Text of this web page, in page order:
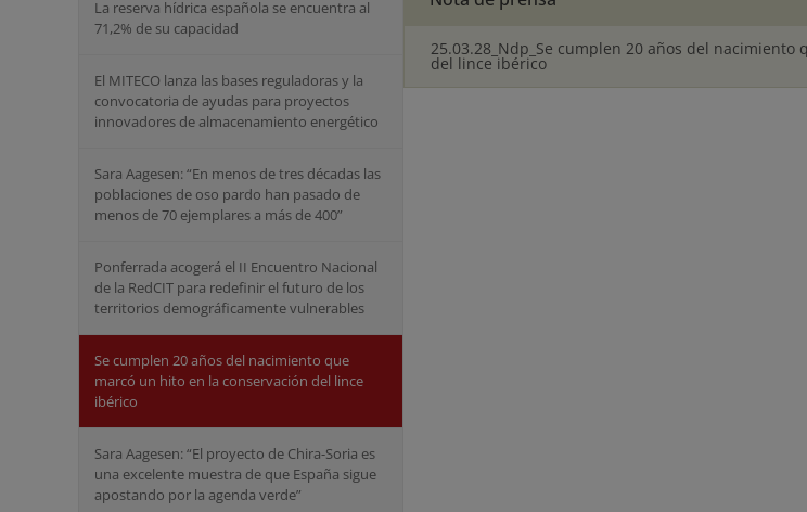
La reserva hídrica española se encuentra al
71,2% de su capacidad
El MITECO lanza las bases reguladoras y la
convocatoria de ayudas para proyectos
innovadores de almacenamiento energético
Sara Aagesen: “En menos de tres décadas las
poblaciones de oso pardo han pasado de
menos de 70 ejemplares a más de 400”
Ponferrada acogerá el II Encuentro Nacional
de la RedCIT para redefinir el futuro de los
territorios demográficamente vulnerables
Se cumplen 20 años del nacimiento que
marcó un hito en la conservación del lince
ibérico
Sara Aagesen: “El proyecto de Chira-Soria es
una excelente muestra de que España sigue
apostando por la agenda verde”
25.03.28_Ndp_Se cumplen 20 años del
del lince ibérico